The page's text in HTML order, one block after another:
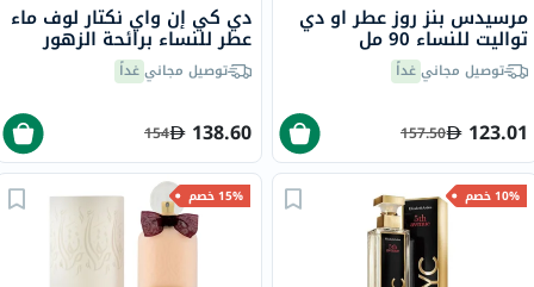
مرسيدس بنز روز عطر او دي
تواليت للنساء 90 مل
توصيل مجانيغداً
123.01
157.50
دي كي إن واي نكتار لوف ماء
عطر للنساء برائحة الزهور
100 ملتوصيل مجانيغداً
138.60
154
10% خصم 15% خصم